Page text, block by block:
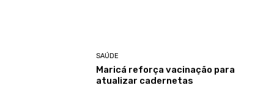
SAÚDE
Maricá reforça vacinação para
atualizar cadernetas